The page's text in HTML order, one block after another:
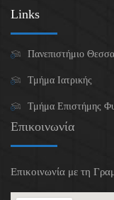
Links
Πανεπιστήμιο
Τμήμα Ιατρικής
Τμήμα Επιστήμης
Επικοινωνία
Επικοινωνία με τη